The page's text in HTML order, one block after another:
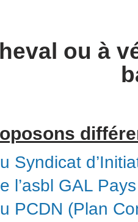
ou à
Syndicat
l’asbl GAL
PCDN (Plan